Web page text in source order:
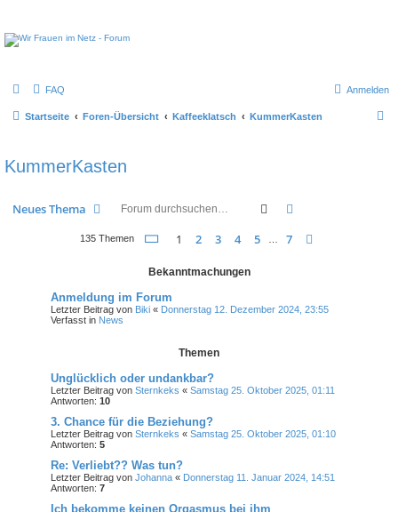
FAQ Anmelden
Startseite Foren-Übersicht Kaffeeklatsch KummerKasten
KummerKasten
Neues Thema Suche
135 Themen Seite 1von
1 2 3 4 5 7
Bekanntmachungen
Anmeldung im Forum
Letzter Beitrag von Biki « Donnerstag 12. Dezember 2024, 23:55
Verfasst in News
Themen
Unglücklich oder undankbar?
Letzter Beitrag von Sternkeks « Samstag 25. Oktober 2025, 01:11
Antworten: 10
3. Chance für die Beziehung?
Letzter Beitrag von Sternkeks « Samstag 25. Oktober 2025, 01:10
Antworten: 5
Re: Verliebt?? Was tun?
Letzter Beitrag von Johanna « Donnerstag 11. Januar 2024, 14:51
Antworten: 7
Ich bekomme keinen Orgasmus bei ihm